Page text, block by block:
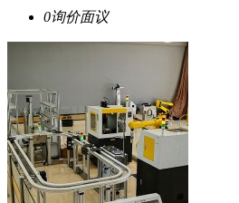
0询价面议